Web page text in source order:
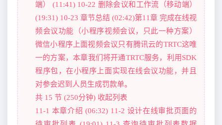
端） (11:41) 10-22 删除会议和工作流（移动端）
(19:31) 10-23 章节总结 (02:42)第11章 完成在线视
频会议功能（小程序视频会议，只此一种方案）
微信小程序上面视频会议只有腾讯云的TRTC这唯
一的方案，本章我们将开通TRTC服务，利用SDK
程序包，在小程序上面实现在线会议功能，并且
对参会迟到人员生成罚款单。
共 15 节 (250分钟) 收起列表
11-1 本章介绍 (06:32) 11-2 设计在线审批页面的